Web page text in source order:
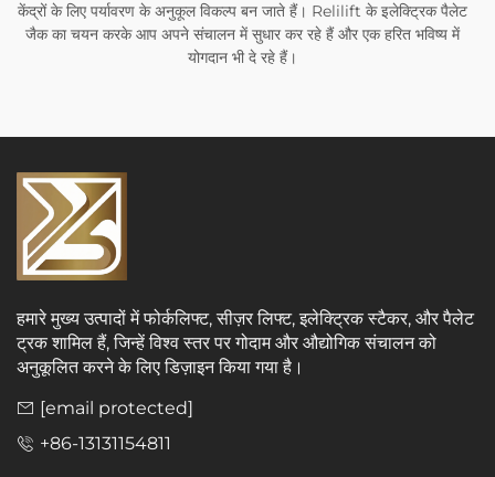
केंद्रों के लिए पर्यावरण के अनुकूल विकल्प बन जाते हैं। Relilift के इलेक्ट्रिक पैलेट
जैक का चयन करके आप अपने संचालन में सुधार कर रहे हैं और एक हरित भविष्य में
योगदान भी दे रहे हैं।
हमारे मुख्य उत्पादों में फोर्कलिफ्ट, सीज़र लिफ्ट, इलेक्ट्रिक स्टैकर, और पैलेट
ट्रक शामिल हैं, जिन्हें विश्व स्तर पर गोदाम और औद्योगिक संचालन को
अनुकूलित करने के लिए डिज़ाइन किया गया है।
[email protected]
+86-13131154811